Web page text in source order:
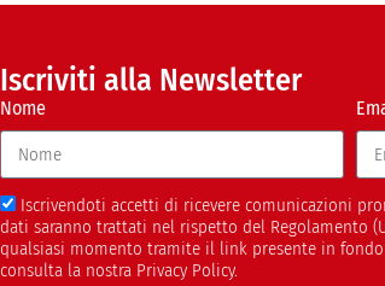
Iscriviti alla Newsletter
Nome
Iscrivendoti accetti di ricevere comunicazioni
dati saranno trattati nel rispetto del Regolamento
qualsiasi momento tramite il link presente in
consulta la nostra Privacy Policy.